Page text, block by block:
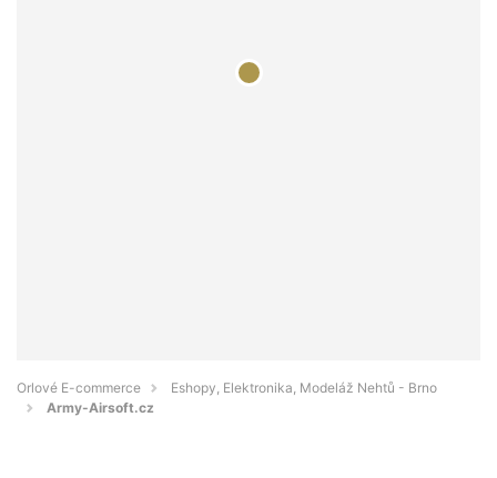
Orlové E-commerce
Eshopy, Elektronika, Modeláž Nehtů - Brno
Army-Airsoft.cz